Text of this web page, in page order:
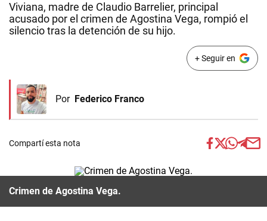
Viviana, madre de Claudio Barrelier, principal
acusado por el crimen de Agostina Vega, rompió el
silencio tras la detención de su hijo.
+ Seguir en
Por Federico Franco
Compartí esta nota
Crimen de Agostina Vega.